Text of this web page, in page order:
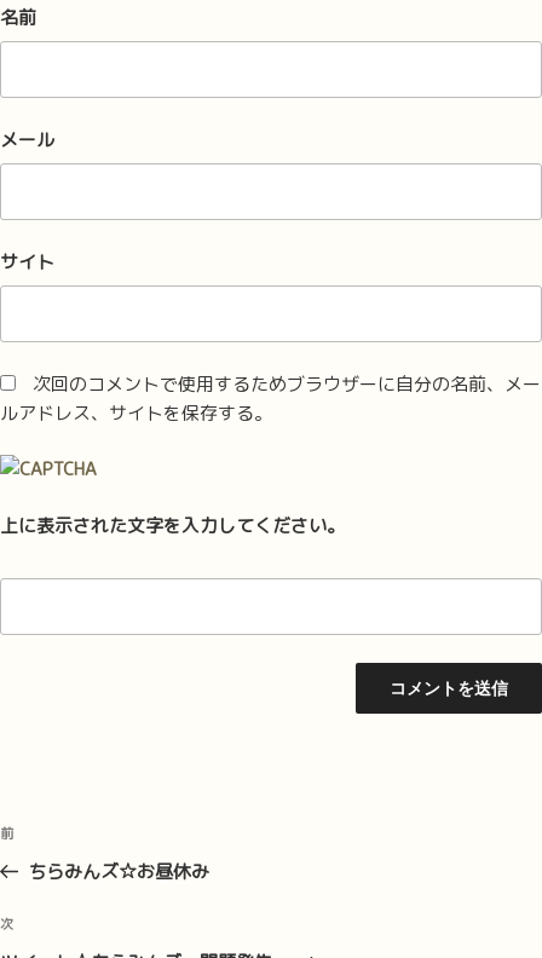
名前
メール
サイト
次回のコメントで使用するためブラウザーに自分の名前、メー
ルアドレス、サイトを保存する。
上に表示された文字を入力してください。
投
ナ
ビ
前
の
稿
前
ちらみんズ☆お昼休み
次
次